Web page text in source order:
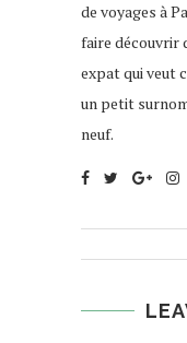
de voyages à
faire découvrir
expat qui veut
un petit
neuf.